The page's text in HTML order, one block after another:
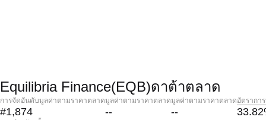
Equilibria Finance(EQB)ดาต้าตลาด
การจัดอันดับมูลค่าตามราคาตลาด
#1,874
มูลค่าตามราคาตลาด
--
มูลค่าตามราคาตลาด
--
อัตรากา
33.82